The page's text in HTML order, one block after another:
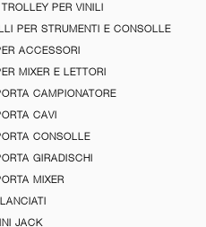
PER VINILI
PER STRUMENTI E CONSOLLE
ACCESSORI
MIXER E LETTORI
CAMPIONATORE
CAVI
CONSOLLE
GIRADISCHI
MIXER
JACK